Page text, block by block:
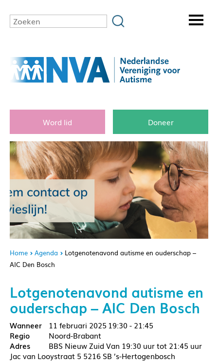
Word lid Doneer
Home Agenda
Lotgenotenavond autisme en ouderschap –
AIC Den Bosch
Lotgenotenavond autisme en
ouderschap – AIC Den Bosch
11 februari 2025 19:30 - 21:45
Noord-Brabant
BBS Nieuw Zuid Van 19:30 uur tot 21:45 uur
Jac van Looystraat 5 5216 SB ’s-Hertogenbosch